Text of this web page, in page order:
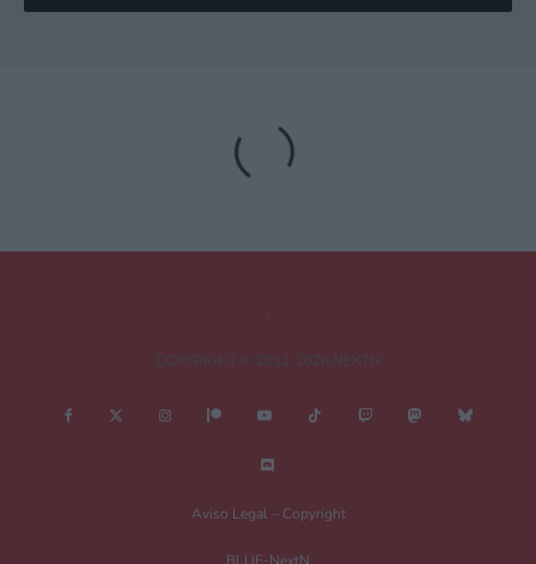
Tu dirección de correo electrónico no será publicada.
obligatorios están marcados con*
Aviso Legal – Copyright